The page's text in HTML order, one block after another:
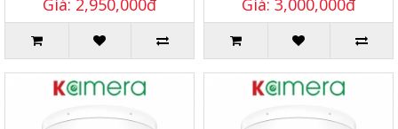
Giá: 2,950,000đ Giá: 3,000,000đ